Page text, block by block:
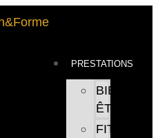
PRESTATIONS
BIEN
ÊTRE
FITNESS